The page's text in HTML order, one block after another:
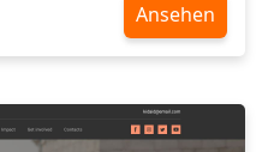
Ansehen